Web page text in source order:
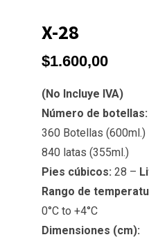
X-28
$1.600,00
(No Incluye IVA)
Número de botellas:
360 Botellas (600ml.)
840 latas (355ml.)
Pies cúbicos: 28 –
Rango de
0°C to +4°C
Dimensiones (cm):